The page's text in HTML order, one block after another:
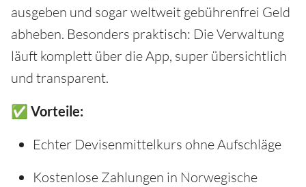
ausgeben und sogar weltweit gebührenfrei Geld
abheben. Besonders praktisch: Die Verwaltung
läuft komplett über die App, super übersichtlich
und transparent.
✅ Vorteile:
Echter Devisenmittelkurs ohne Aufschläge
Kostenlose Zahlungen in Norwegische